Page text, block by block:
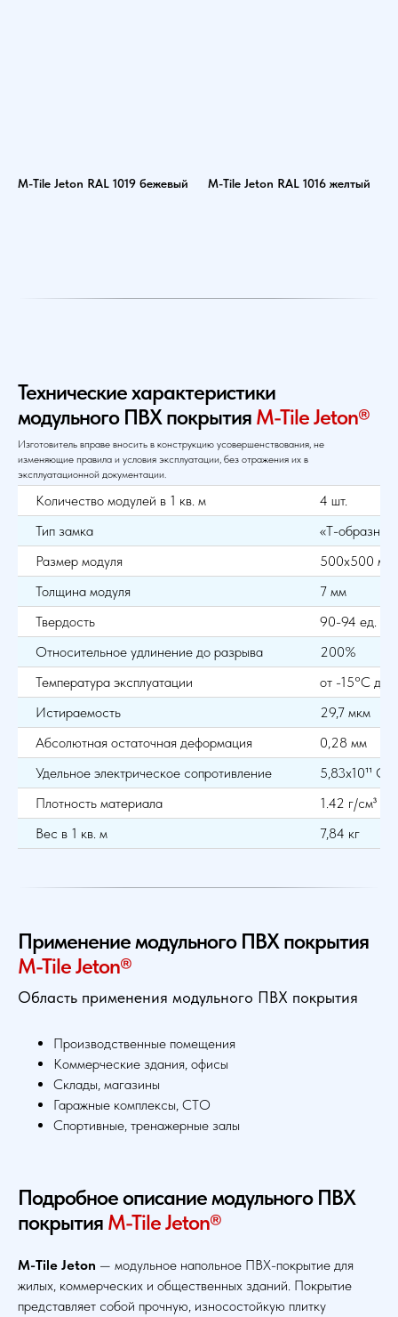
M-Tile Jeton RAL 1019 бежевый M-Tile Jeton RAL 1016 желтый
Технические характеристики
модульного ПВХ покрытия M-Tile Jeton®
Изготовитель вправе вносить в конструкцию усовершенствования, не
изменяющие правила и условия эксплуатации, без отражения их в
эксплуатационной документации.
Количество модулей в 1 кв. м
4 шт.
Тип замка
«Т-
Размер модуля
500х500 мм
Толщина модуля
7 мм
Твердость
90-94 ед.
Относительное удлинение до разрыва
200%
Температура эксплуатации
от -15°С до
Истираемость
29,7 мкм
Абсолютная остаточная деформация
0,28 мм
Удельное электрическое сопротивление
5,83х10¹¹
Плотность материала
1.42 г/см³
Вес в 1 кв. м
7,84 кг
Применение модульного ПВХ покрытия
M-Tile Jeton®
Область применения модульного ПВХ покрытия
Производственные помещения
Коммерческие здания, офисы
Склады, магазины
Гаражные комплексы, СТО
Спортивные, тренажерные залы
Подробное описание модульного ПВХ
покрытия M-Tile Jeton®
M-Tile Jeton — модульное напольное ПВХ-покрытие для
жилых, коммерческих и общественных зданий. Покрытие
представляет собой прочную, износостойкую плитку